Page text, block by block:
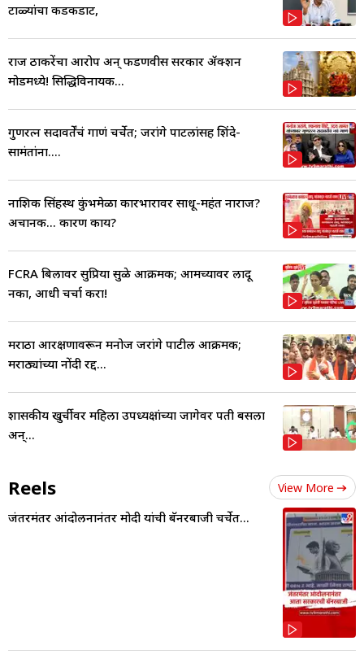
टाळ्यांचा कडकडाट,
राज ठाकरेंचा आरोप अन् फडणवीस सरकार ॲक्शन
मोडमध्ये! सिद्धिविनायक...
गुणरत्न सदावर्तेंचं गाणं चर्चेत; जरांगे पाटलांसह शिंदे-
सामंतांना....
नाशिक सिंहस्थ कुंभमेळा कारभारावर साधू-महंत नाराज?
अचानक... कारण काय?
FCRA बिलावर सुप्रिया सुळे आक्रमक; आमच्यावर लादू
नका, आधी चर्चा करा!
मराठा आरक्षणावरून मनोज जरांगे पाटील आक्रमक;
मराठ्यांच्या नोंदी रद्द...
शासकीय खुर्चीवर महिला उपध्यक्षांच्या जागेवर पती बसला
अन्...
Reels View More
जंतरमंतर आंदोलनानंतर मोदी यांची बॅनरबाजी चर्चेत...